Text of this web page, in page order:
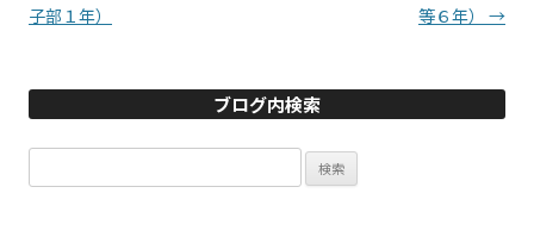
子部１年）
等６年） →
ブログ内検索
索: